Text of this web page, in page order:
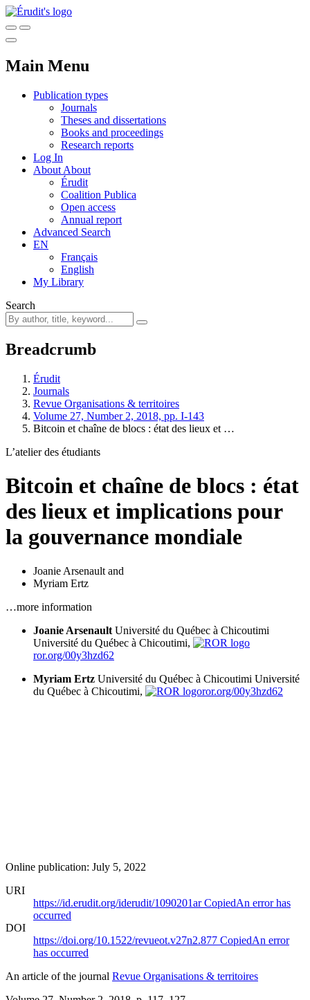
Main Menu
Publication types
Journals
Theses and dissertations
Books and proceedings
Research reports
Log In
About About
Érudit
Coalition Publica
Open access
Annual report
Advanced Search
EN
Français
English
My Library
Search
Breadcrumb
Érudit
Journals
Revue Organisations & territoires
Volume 27, Number 2, 2018, pp. I-143
Bitcoin et chaîne de blocs : état des lieux et …
L’atelier des étudiants
Bitcoin et chaîne de blocs : état
des lieux et implications pour
la gouvernance mondiale
Joanie Arsenault and
Myriam Ertz
…more information
Joanie Arsenault Université du Québec à Chicoutimi
Université du Québec à Chicoutimi,
ror.org/00y3hzd62
Myriam Ertz Université du Québec à Chicoutimi Université
du Québec à Chicoutimi,
ror.org/00y3hzd62
Online publication: July 5, 2022
URI
https://id.erudit.org/iderudit/1090201arCopiedAn error has
occurred
DOI
https://doi.org/10.1522/revueot.v27n2.877 CopiedAn error
has occurred
An article of the journal Revue Organisations & territoires